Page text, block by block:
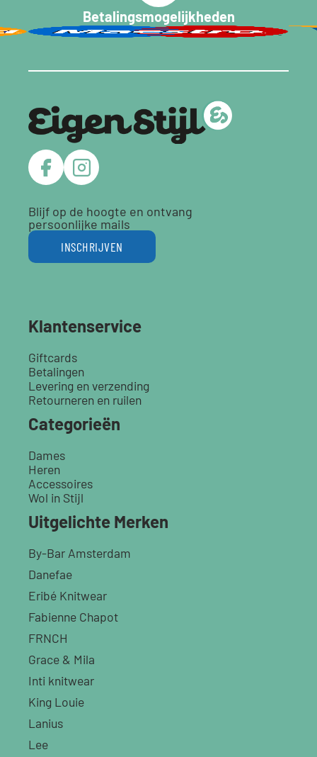
Betalingsmogelijkheden
Blijf op de hoogte en ontvang
persoonlijke mails
INSCHRIJVEN
Klantenservice
Giftcards
Betalingen
Levering en verzending
Retourneren en ruilen
Categorieën
Dames
Heren
Accessoires
Wol in Stijl
Uitgelichte Merken
By-Bar Amsterdam
Danefae
Eribé Knitwear
Fabienne Chapot
FRNCH
Grace & Mila
Inti knitwear
King Louie
Lanius
Lee